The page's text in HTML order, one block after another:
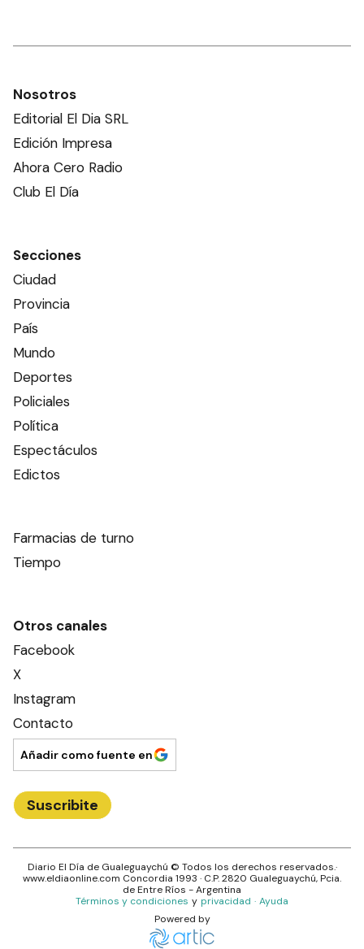
Nosotros
Editorial El Dia SRL
Edición Impresa
Ahora Cero Radio
Club El Día
Secciones
Ciudad
Provincia
País
Mundo
Deportes
Policiales
Política
Espectáculos
Edictos
Farmacias de turno
Tiempo
Otros canales
Facebook
X
Instagram
Contacto
Añadir como fuente en
Suscribite
Diario El Día de Gualeguaychú © Todos los derechos reservados.·
www.eldiaonline.com Concordia 1993 · C.P.2820 Gualeguaychú, Pcia.
deEntre Ríos - Argentina
Términos y condiciones y privacidad · Ayuda
Powered by